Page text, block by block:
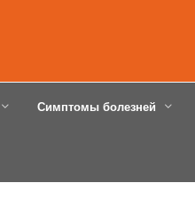
Симптомы болезней